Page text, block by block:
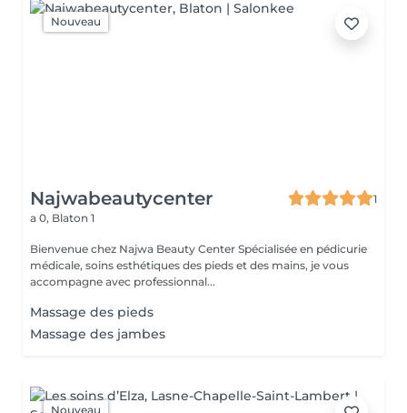
Nouveau
Najwabeautycenter
1
a 0, Blaton 1
Bienvenue chez Najwa Beauty Center Spécialisée en pédicurie
médicale, soins esthétiques des pieds et des mains, je vous
accompagne avec professionnal...
Massage des pieds
Massage des jambes
Nouveau